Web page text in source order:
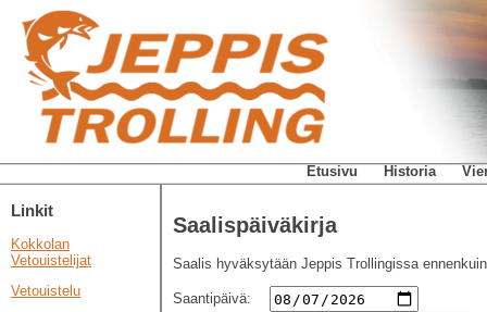
Etusivu Historia
Linkit
Kokkolan
Vetouistelijat
Vetouistelu
Saalispäiväkirja
Saalis hyväksytään Jeppis Trollingissa
Saantipäivä: